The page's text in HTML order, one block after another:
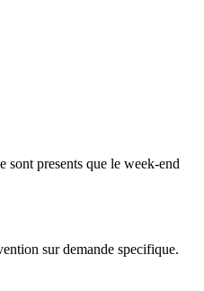
sont presents que le week-end
sur demande specifique.